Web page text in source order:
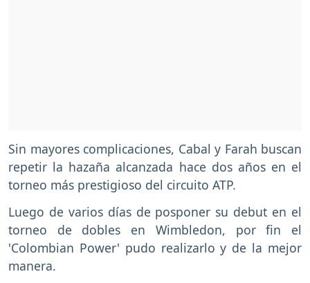
Sin mayores complicaciones, Cabal y Farah buscan
repetir la hazaña alcanzada hace dos años en el
torneo más prestigioso del circuito ATP.
Luego de varios días de posponer su debut en el
torneo de dobles en Wimbledon, por fin el
'Colombian Power' pudo realizarlo y de la mejor
manera.